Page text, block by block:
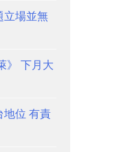
立場並無
》 下月大
地位 有責